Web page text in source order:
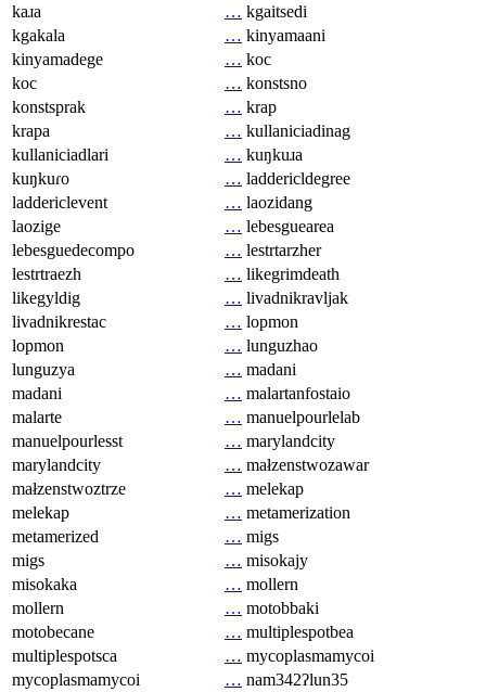
kaɹa
… kgaitsedi
kgakala
… kinyamaani
kinyamadege
… koc
koc
… konstsno
konstsprak
… krap
krapa
… kullaniciadinag
kullaniciadlari
… kuŋkuɹa
kuŋkuɾo
… laddericldegree
laddericlevent
… laozidang
laozige
… lebesguearea
lebesguedecompo
… lestrtarzher
lestrtraezh
… likegrimdeath
likegyldig
… livadnikravljak
livadnikrestac
… lopmon
lopmon
… lunguzhao
lunguzya
… madani
madani
… malartanfostaio
malarte
… manuelpourlelab
manuelpourlesst
… marylandcity
marylandcity
… małzenstwozawar
małzenstwoztrze
… melekap
melekap
… metamerization
metamerized
… migs
migs
… misokajy
misokaka
… mollern
mollern
… motobbaki
motobecane
… multiplespotbea
multiplespotsca
… mycoplasmamycoi
mycoplasmamycoi
… nam342ʔlun35